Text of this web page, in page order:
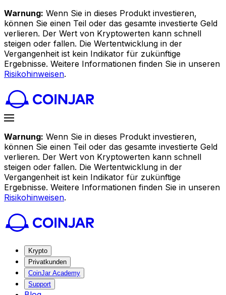
Warnung: Wenn Sie in dieses Produkt investieren,
können Sie einen Teil oder das gesamte investierte Geld
verlieren. Der Wert von Kryptowerten kann schnell
steigen oder fallen. Die Wertentwicklung in der
Vergangenheit ist kein Indikator für zukünftige
Ergebnisse. Weitere Informationen finden Sie in unseren
Risikohinweisen.
Warnung: Wenn Sie in dieses Produkt investieren,
können Sie einen Teil oder das gesamte investierte Geld
verlieren. Der Wert von Kryptowerten kann schnell
steigen oder fallen. Die Wertentwicklung in der
Vergangenheit ist kein Indikator für zukünftige
Ergebnisse. Weitere Informationen finden Sie in unseren
Risikohinweisen.
Krypto
Privatkunden
CoinJar Academy
Support